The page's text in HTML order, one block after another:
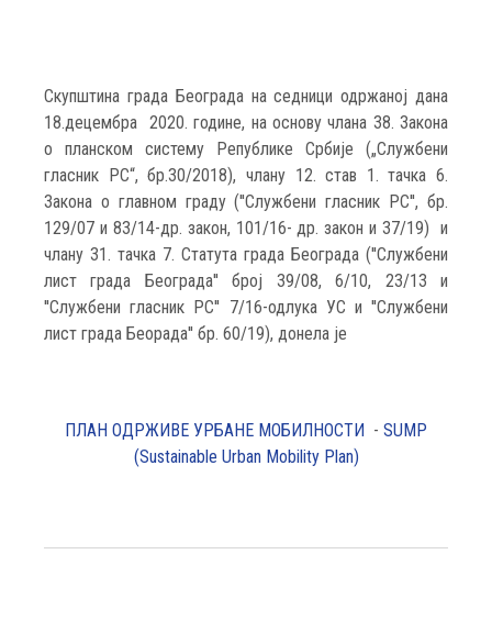
Скупштина града Београда на седници одржаној дана
18.децембра 2020. године, на основу члана 38. Закона
о планском систему Републике Србије („Службени
гласник РС“, бр.30/2018), члану 12. став 1. тачка 6.
Закона о главном граду (''Службени гласник РС'', бр.
129/07 и 83/14-др. закон, 101/16- др. закон и 37/19) и
члану 31. тачка 7. Статута града Београда (''Службени
лист града Београда'' број 39/08, 6/10, 23/13 и
''Службени гласник РС'' 7/16-одлука УС и ''Службени
лист града Беорада'' бр. 60/19), донела је
ПЛАН ОДРЖИВЕ УРБАНЕ МОБИЛНОСТИ - SUMP
(Sustainable Urban Mobility Plan)